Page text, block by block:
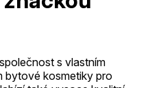
s vlastním
bytové kosmetiky pro